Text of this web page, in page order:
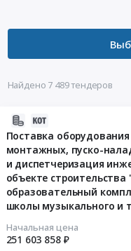
Найдено 7 489 тендеров
Поставка
монтажных, пуско-
и диспетчеризация
объекте
образовательный
школы музыкального и
Начальная цена
251 603 858 ₽